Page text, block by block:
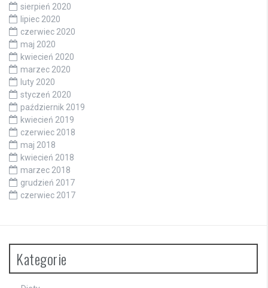
sierpień 2020
lipiec 2020
czerwiec 2020
maj 2020
kwiecień 2020
marzec 2020
luty 2020
styczeń 2020
październik 2019
kwiecień 2019
czerwiec 2018
maj 2018
kwiecień 2018
marzec 2018
grudzień 2017
czerwiec 2017
Kategorie